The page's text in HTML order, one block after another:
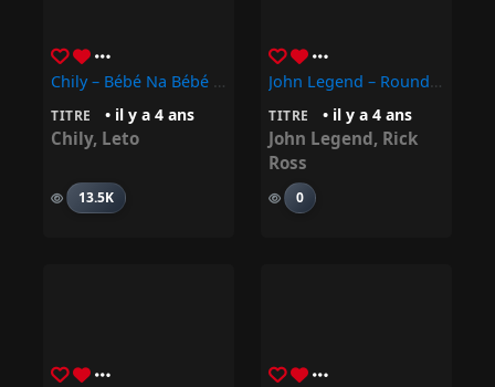
Chily – Bébé Na Bébé (feat. Leto)
TITRE • il y a 4 ans
Chily, Leto
13.5K
John Legend – Rounds (feat. Rick Ross)
TITRE • il y a 4 ans
John Legend, Rick
Ross
0